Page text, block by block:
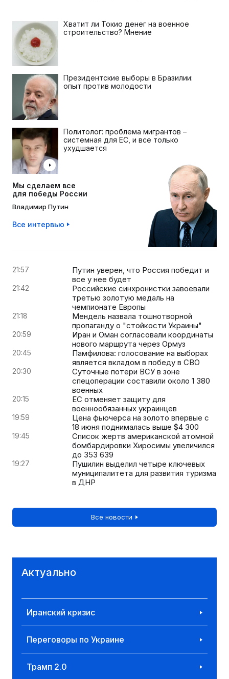
Хватит ли Токио денег на военное
строительство? Мнение
Президентские выборы в Бразилии:
опыт против молодости
Политолог: проблема мигрантов –
системная для ЕС, и все только
ухудшается
Мы сделаем все
для победы России
Владимир Путин
Все интервью
21:57
Путин уверен, что Россия победит и
все у нее будет
21:42
Российские синхронистки завоевали
третью золотую медаль на
чемпионате Европы
21:18
Мендель назвала тошнотворной
пропаганду о "стойкости Украины"
20:59
Иран и Оман согласовали координаты
нового маршрута через Ормуз
20:45
Памфилова: голосование на выборах
является вкладом в победу в СВО
20:30
Суточные потери ВСУ в зоне
спецоперации составили около 1 380
военных
20:15
ЕС отменяет защиту для
военнообязанных украинцев
19:59
Цена фьючерса на золото впервые с
18 июня поднималась выше $4 300
19:45
Список жертв американской атомной
бомбардировки Хиросимы увеличился
до 353 639
19:27
Пушилин выделил четыре ключевых
муниципалитета для развития туризма
в ДНР
Все новости
Актуально
Иранский кризис
Переговоры по Украине
Трамп 2.0